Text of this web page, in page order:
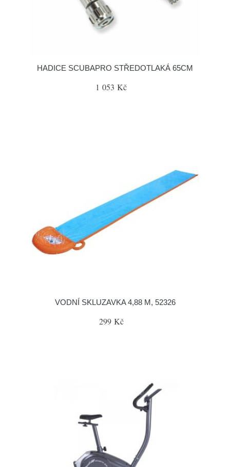
HADICE SCUBAPRO STŘEDOTLAKÁ 65CM
1 053 Kč
VODNÍ SKLUZAVKA 4,88 M, 52326
299 Kč